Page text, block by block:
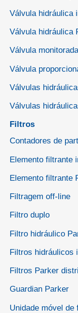
Válvula hidráulica
Válvula hidráulica
Válvula monitorada
Válvula
Válvulas
Válvulas
Filtros
Contadores de
Elemento filtrante
Elemento filtrante
Filtragem off-line
Filtro duplo
Filtro hidráulico
Filtros hidráulicos
Filtros Parker
Guardian Parker
Unidade móvel de